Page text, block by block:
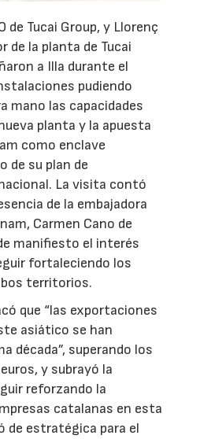
de Tucai Group, y Llorenç
de la planta de Tucai
a Illa durante el
pudiendo
mano las capacidades
planta y la apuesta
como enclave
de su plan de
La visita contó
de la embajadora
Carmen Cano de
manifiesto el interés
fortaleciendo los
territorios.
que “las exportaciones
asiático se han
década”, superando los
y subrayó la
reforzando la
catalanas en esta
de estratégica para el